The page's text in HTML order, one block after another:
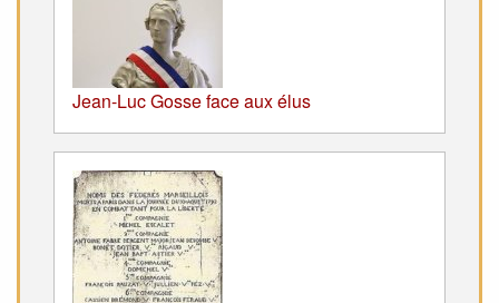
Jean-Luc Gosse face aux élus